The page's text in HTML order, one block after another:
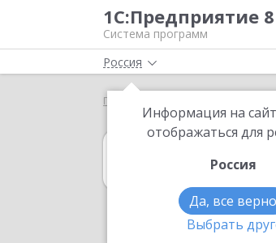
1С:Предприятие 8
Система программ
Россия
Информация на
отображаться для
Россия
Да, все верно
Выбрать
Главная 1С:Бухгалтерия
в